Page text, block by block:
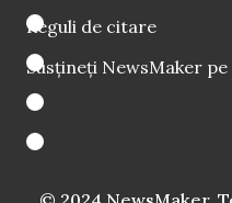
Reguli de citare
Susțineți NewsMaker